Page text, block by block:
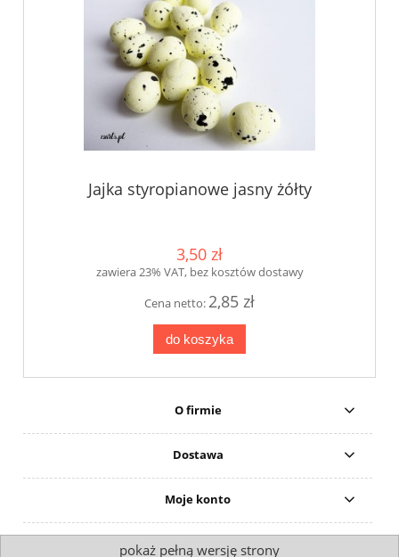
Jajka styropianowe jasny żółty
3,50 zł
zawiera 23% VAT, bez kosztów dostawy
Cena netto: 2,85 zł
do koszyka
O firmie
Dostawa
Moje konto
pokaż pełną wersję strony